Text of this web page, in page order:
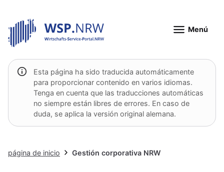
Menú
Esta página ha sido traducida automáticamente
para proporcionar contenido en varios idiomas.
Tenga en cuenta que las traducciones automáticas
no siempre están libres de errores. En caso de
duda, se aplica la versión original alemana.
página de inicio Gestión corporativa NRW